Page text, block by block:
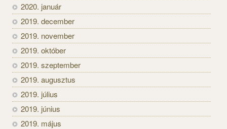
2020. január
2019. december
2019. november
2019. október
2019. szeptember
2019. augusztus
2019. július
2019. június
2019. május